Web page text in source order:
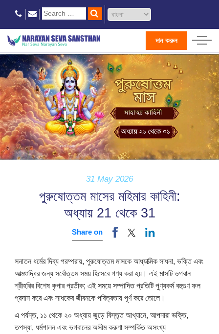
দান করুন
31 May 2026
পুরুষোত্তম মাসের মহিমার কাহিনী:
অধ্যায় 21 থেকে 31
Share on
সনাতন ধর্মের দিব্য পরম্পরায়, পুরুষোত্তম মাসকে আধ্যাত্মিক সাধনা, ভক্তি এবং
আত্মশুদ্ধির জন্য সর্বোত্তম সময় হিসেবে গণ্য করা হয়। এই মাসটি ভগবান
শ্রীহরির বিশেষ কৃপার প্রতীক; এই সময়ে সম্পাদিত প্রতিটি পুণ্যকর্ম বহুগুণ ফল
প্রদান করে এবং সাধকের জীবনকে পবিত্রতায় পূর্ণ করে তোলে।
এ পর্যন্ত, ১১ থেকে ২০ অধ্যায় জুড়ে বিস্তৃত আখ্যানে, আপনারা ভক্তি,
তপস্যা, ধর্মপালন এবং ভগবানের অসীম করুণা সম্পর্কিত অসংখ্য